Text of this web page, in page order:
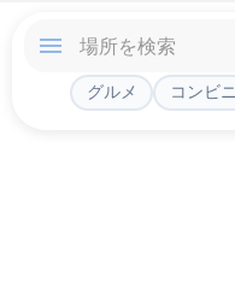
グルメ コンビニ